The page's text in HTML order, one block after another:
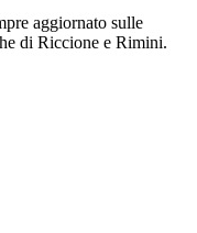
aggiornato sulle
di Riccione e Rimini.